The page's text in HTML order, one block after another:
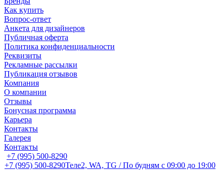
Как купить
Вопрос-ответ
Анкета для дизайнеров
Публичная оферта
Политика конфиденциальности
Реквизиты
Рекламные рассылки
Публикация отзывов
Компания
О компании
Отзывы
Бонусная программа
Карьера
Контакты
Галерея
Контакты
+7 (995) 500-8290
+7 (995) 500-8290Теле2, WA, TG / По будням c 09:00 до 19:00